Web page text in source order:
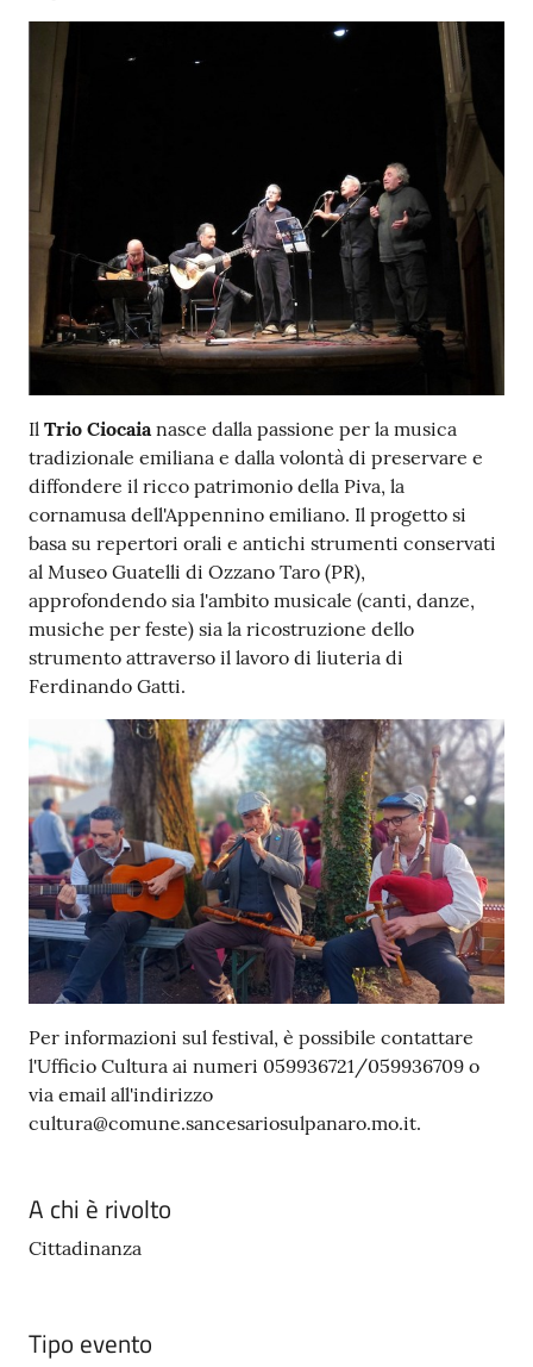
Il Trio Ciocaia nasce dalla passione per la musica
tradizionale emiliana e dalla volontà di preservare e
diffondere il ricco patrimonio della Piva, la
cornamusa dell'Appennino emiliano. Il progetto si
basa su repertori orali e antichi strumenti conservati
al Museo Guatelli di Ozzano Taro (PR),
approfondendo sia l'ambito musicale (canti, danze,
musiche per feste) sia la ricostruzione dello
strumento attraverso il lavoro di liuteria di
Ferdinando Gatti.
Per informazioni sul festival, è possibile contattare
l'Ufficio Cultura ai numeri 059936721/059936709 o
via email all'indirizzo
cultura@comune.sancesariosulpanaro.mo.it.
A chi è rivolto
Cittadinanza
Tipo evento